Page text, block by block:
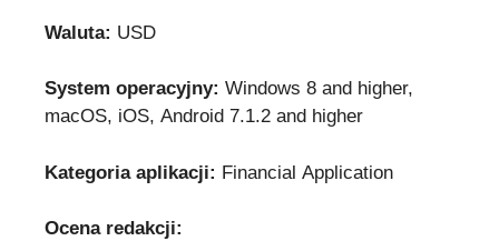
Waluta: USD
System operacyjny: Windows 8 and higher,
macOS, iOS, Android 7.1.2 and higher
Kategoria aplikacji: Financial Application
Ocena redakcji: